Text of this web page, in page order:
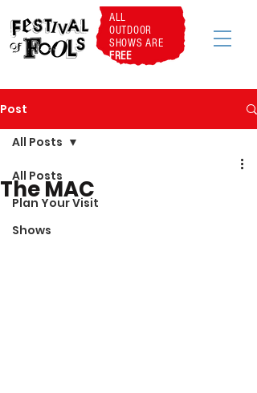
ALL
OUTDOOR
SHOWS ARE
FREE
Post
All Posts
Plan Your Visit
Shows
All Posts
The MAC